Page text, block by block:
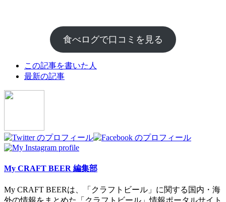
食べログで口コミを見る
following
tabs
change
この記事を書いた人
最新の記事
My CRAFT BEER 編集部
My CRAFT BEERは、「クラフトビール」に関する国内・海
外の情報をまとめた「クラフトビール」情報ポータルサイト